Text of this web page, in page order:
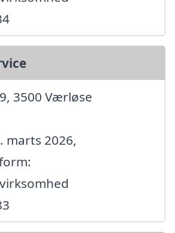
3500 Værløse
marts 2026,